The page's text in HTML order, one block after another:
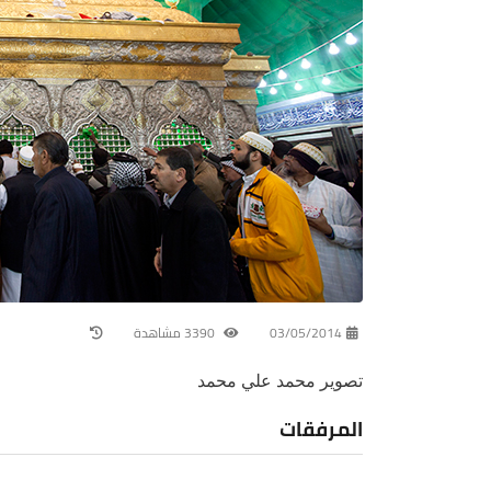
03/05/2014
تصوير محمد علي محمد
المرفقات